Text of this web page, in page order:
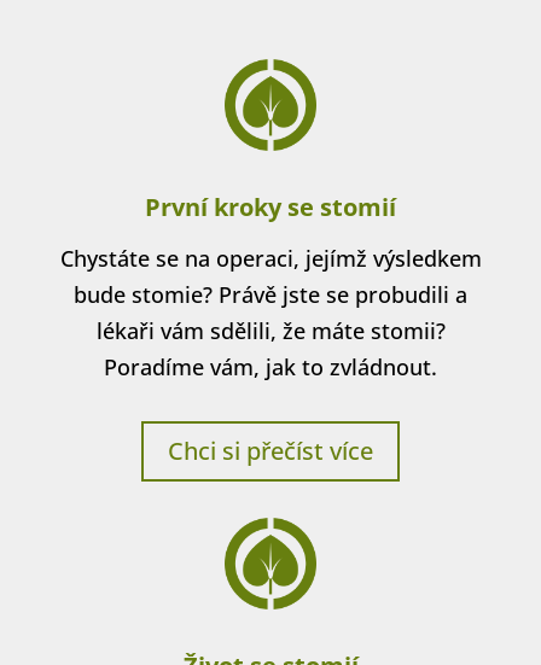
První kroky se stomií
Chystáte se na operaci, jejímž výsledkem
bude stomie? Právě jste se probudili a
lékaři vám sdělili, že máte stomii?
Poradíme vám, jak to zvládnout.
Chci si přečíst více